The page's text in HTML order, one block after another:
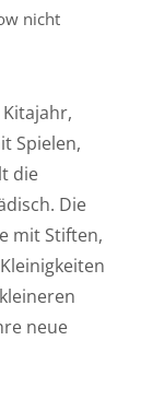
nicht
Spielen,
die
Die
mit Stiften,
neue